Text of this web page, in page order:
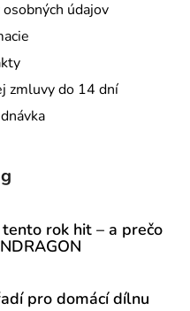
údajov
zmluvy do 14 dní
rok hit – a prečo
pro domácí dílnu